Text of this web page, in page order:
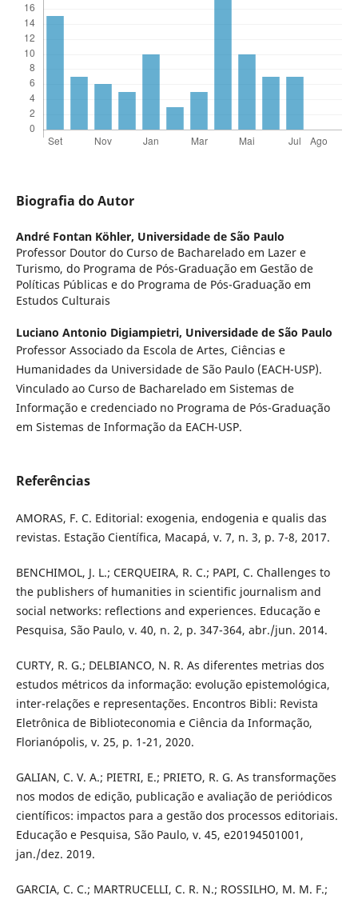
Biografia do Autor
André Fontan Köhler, Universidade de São Paulo
Professor Doutor do Curso de Bacharelado em Lazer e
Turismo, do Programa de Pós-Graduação em Gestão de
Políticas Públicas e do Programa de Pós-Graduação em
Estudos Culturais
Luciano Antonio Digiampietri, Universidade de São Paulo
Professor Associado da Escola de Artes, Ciências e
Humanidades da Universidade de São Paulo (EACH-USP).
Vinculado ao Curso de Bacharelado em Sistemas de
Informação e credenciado no Programa de Pós-Graduação
em Sistemas de Informação da EACH-USP.
Referências
AMORAS, F. C. Editorial: exogenia, endogenia e qualis das
revistas. Estação Científica, Macapá, v. 7, n. 3, p. 7-8, 2017.
BENCHIMOL, J. L.; CERQUEIRA, R. C.; PAPI, C. Challenges to
the publishers of humanities in scientific journalism and
social networks: reflections and experiences. Educação e
Pesquisa, São Paulo, v. 40, n. 2, p. 347-364, abr./jun. 2014.
CURTY, R. G.; DELBIANCO, N. R. As diferentes metrias dos
estudos métricos da informação: evolução epistemológica,
inter-relações e representações. Encontros Bibli: Revista
Eletrônica de Biblioteconomia e Ciência da Informação,
Florianópolis, v. 25, p. 1-21, 2020.
GALIAN, C. V. A.; PIETRI, E.; PRIETO, R. G. As transformações
nos modos de edição, publicação e avaliação de periódicos
científicos: impactos para a gestão dos processos editoriais.
Educação e Pesquisa, São Paulo, v. 45, e20194501001,
jan./dez. 2019.
GARCIA, C. C.; MARTRUCELLI, C. R. N.; ROSSILHO, M. M. F.;